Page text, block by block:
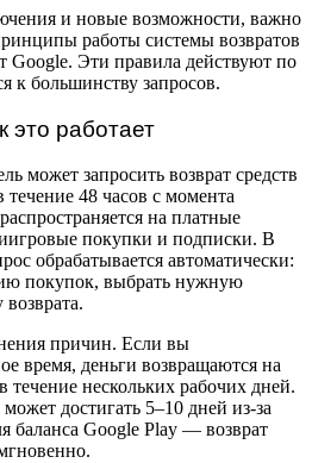
и новые возможности, важно
работы системы возвратов
Google. Эти правила действуют по
к большинству запросов.
это работает
может запросить возврат средств
48 часов с момента
на платные
покупки и подписки. В
обрабатывается автоматически:
покупок, выбрать нужную
причин. Если вы
время, деньги возвращаются на
нескольких рабочих дней.
достигать 5–10 дней из-за
баланса Google Play — возврат